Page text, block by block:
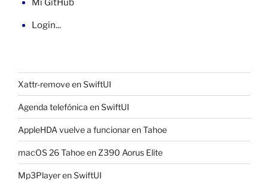
Mi GitHub
Login...
Xattr-remove en SwiftUI
Agenda telefónica en SwiftUI
AppleHDA vuelve a funcionar en Tahoe
macOS 26 Tahoe en Z390 Aorus Elite
Mp3Player en SwiftUI